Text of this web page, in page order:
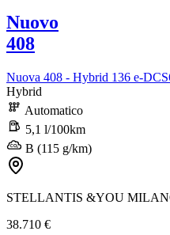
Nuovo
408
Nuova 408 - Hybrid 136 e-
Hybrid
Automatico
5,1 l/100km
B (115 g/km)
STELLANTIS &YOU
38.710 €